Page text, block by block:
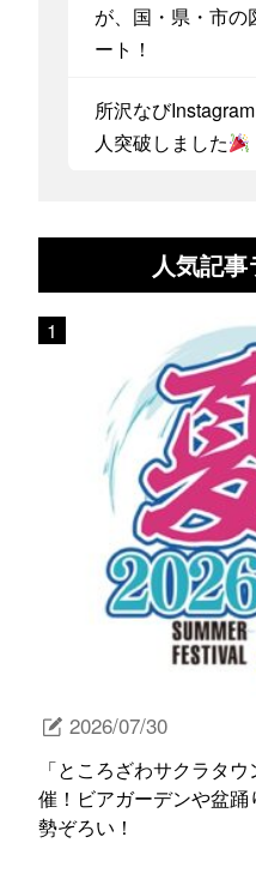
が、国・県・市の
ート！
所沢なび
人突破しました
人気記
2026/07/30
「ところざわサクラタ
催！ビアガーデンや盆
勢ぞろい！